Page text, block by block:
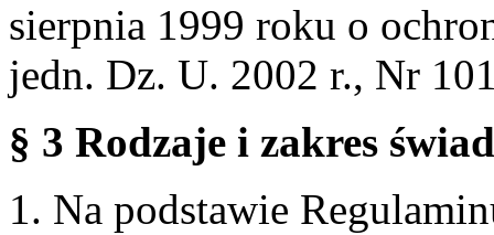
sierpnia 1999 roku o
jedn. Dz. U. 2002 r., Nr
§ 3 Rodzaje i zakres
1. Na podstawie